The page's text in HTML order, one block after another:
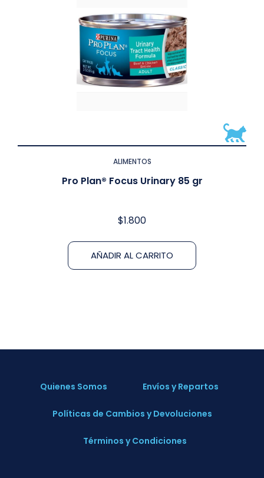
ALIMENTOS
Pro Plan® Focus Urinary 85 gr
$1.800
AÑADIR AL CARRITO
Quienes Somos Envíos y Repartos
Políticas de Cambios y Devoluciones
Términos y Condiciones